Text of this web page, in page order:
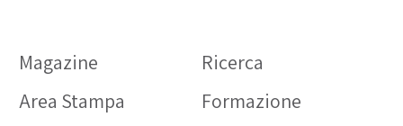
Magazine
Ricerca
Area Stampa
Formazione